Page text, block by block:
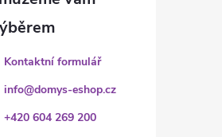
Kontaktní formulář
info@domys-eshop.cz
+420 604 269 200